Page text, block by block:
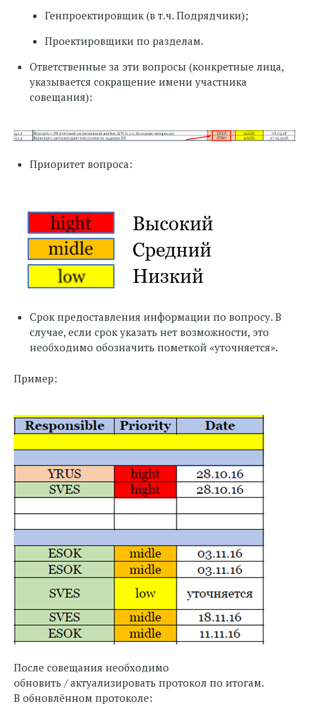
Генпроектировщик (в т.ч. Подрядчики);
Проектировщики по разделам.
Ответственные за эти вопросы (конкретные лица,
указывается сокращение имени участника
совещания):
Приоритет вопроса:
Срок предоставления информации по вопросу. В
случае, если срок указать нет возможности, это
необходимо обозначить пометкой «уточняется».
Пример:
После совещания необходимо
обновить / актуализировать протокол по итогам.
В обновлённом протоколе: